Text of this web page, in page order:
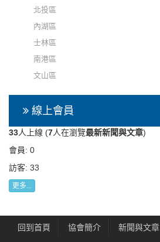
北投區
內湖區
士林區
南港區
文山區
線上會員
33人上線 (7人在瀏覽最新新聞與文章)
會員: 0
訪客: 33
更多...
回到首頁 協會簡介 新聞與文章